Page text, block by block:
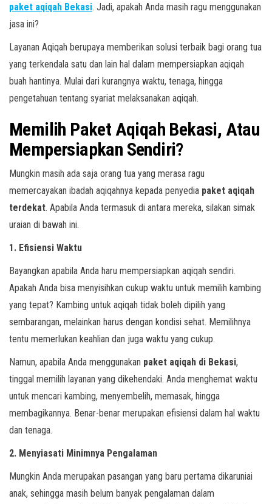
paket aqiqah Bekasi. Jadi, apakah Anda masih ragu menggunakan
jasa ini?
Layanan Aqiqah berupaya memberikan solusi terbaik bagi orang tua
yang terkendala satu dan lain hal dalam mempersiapkan aqiqah
buah hantinya. Mulai dari kurangnya waktu, tenaga, hingga
pengetahuan tentang syariat melaksanakan aqiqah.
Memilih Paket Aqiqah Bekasi, Atau
Mempersiapkan Sendiri?
Mungkin masih ada saja orang tua yang merasa ragu
memercayakan ibadah aqiqahnya kepada penyedia paket aqiqah
terdekat. Apabila Anda termasuk di antara mereka, silakan simak
uraian di bawah ini.
1. Efisiensi Waktu
Bayangkan apabila Anda haru mempersiapkan aqiqah sendiri.
Apakah Anda bisa menyisihkan cukup waktu untuk memilih kambing
yang tepat? Kambing untuk aqiqah tidak boleh dipilih yang
sembarangan, melainkan harus dengan kondisi sehat. Memilihnya
tentu memerlukan keahlian dan juga waktu yang cukup.
Namun, apabila Anda menggunakan paket aqiqah di Bekasi,
tinggal memilih layanan yang dikehendaki. Anda menghemat waktu
untuk mencari kambing, menyembelih, memasak, hingga
membagikannya. Benar-benar merupakan efisiensi dalam hal waktu
dan tenaga.
2. Menyiasati Minimnya Pengalaman
Mungkin Anda merupakan pasangan yang baru pertama dikaruniai
anak, sehingga masih belum banyak pengalaman dalam